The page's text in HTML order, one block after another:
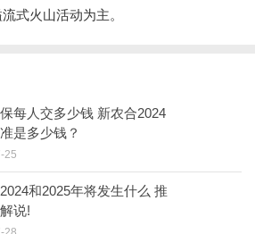
式火山活动为主。
每人交多少钱 新农合2024
是多少钱？
25
和2025年将发生什么 推
说!